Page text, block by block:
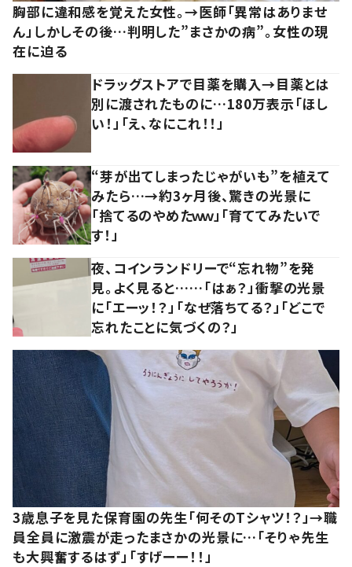
胸部に違和感を覚えた女性。→医師「異常はありませ
ん」しかしその後…判明した”まさかの病”。女性の現
在に迫る
ドラッグストアで目薬を購入→目薬とは
別に渡されたものに…180万表示「ほし
い！」「え、なにこれ！！」
“芽が出てしまったじゃがいも”を植えて
みたら…→約3ヶ月後、驚きの光景に
「捨てるのやめたｗｗ」「育ててみたいで
す！」
夜、コインランドリーで“忘れ物”を発
見。よく見ると……「はぁ？」衝撃の光景
に「エーッ！？」「なぜ落ちてる？」「どこで
忘れたことに気づくの？」
3歳息子を見た保育園の先生「何そのTシャツ！？」→職
員全員に激震が走ったまさかの光景に…「そりゃ先生
も大興奮するはず」「すげーー！！」